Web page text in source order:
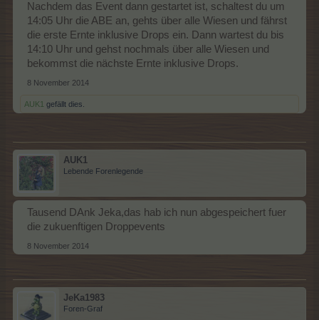
Nachdem das Event dann gestartet ist, schaltest du um
14:05 Uhr die ABE an, gehts über alle Wiesen und fährst
die erste Ernte inklusive Drops ein. Dann wartest du bis
14:10 Uhr und gehst nochmals über alle Wiesen und
bekommst die nächste Ernte inklusive Drops.
8 November 2014
AUK1 gefällt dies.
AUK1
Lebende Forenlegende
Tausend DAnk Jeka,das hab ich nun abgespeichert fuer
die zukuenftigen Droppevents
8 November 2014
JeKa1983
Foren-Graf